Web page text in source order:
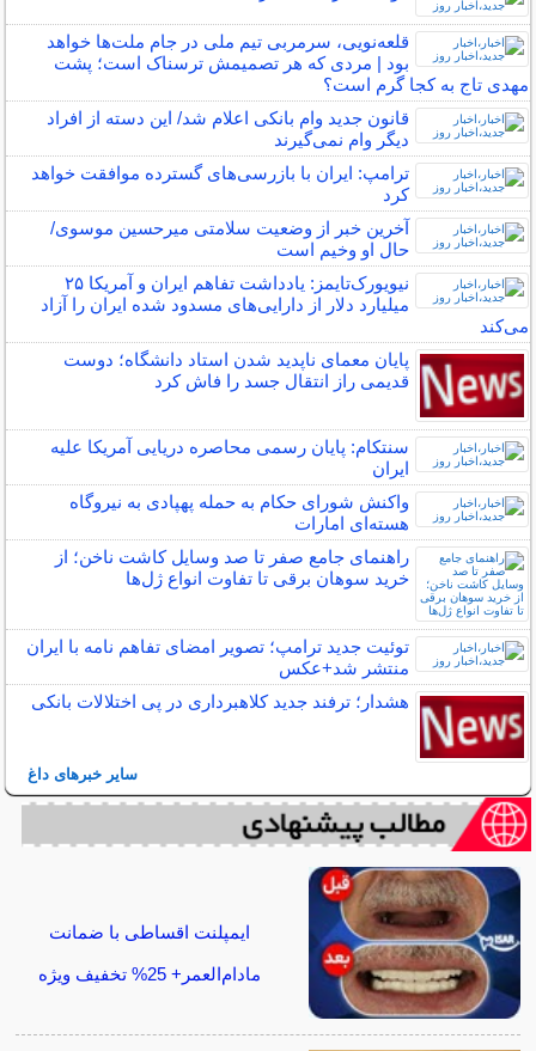
قلعه‌نویی، سرمربی تیم ملی در جام ملت‌ها خواهد
بود | مردی که هر تصمیمش ترسناک است؛ پشت
مهدی تاج به کجا گرم است؟
قانون جدید وام بانکی اعلام شد/ این دسته از افراد
دیگر وام نمی‌گیرند
ترامپ: ایران با بازرسی‌های گسترده موافقت خواهد
کرد
آخرین خبر از وضعیت سلامتی میرحسین موسوی/
حال او وخیم است
نیویورک‌تایمز: یادداشت تفاهم ایران و آمریکا ۲۵
میلیارد دلار از دارایی‌های مسدود شده ایران را آزاد
می‌کند
پایان معمای ناپدید شدن استاد دانشگاه؛ دوست
قدیمی راز انتقال جسد را فاش کرد
سنتکام: پایان رسمی محاصره دریایی آمریکا علیه
ایران
واکنش شورای حکام به حمله پهپادی به نیروگاه
هسته‌ای امارات
راهنمای جامع صفر تا صد وسایل کاشت ناخن؛ از
خرید سوهان برقی تا تفاوت انواع ژل‌ها
توئیت جدید ترامپ؛ تصویر امضای تفاهم نامه با ایران
منتشر شد+عکس
هشدار؛ ترفند جدید کلاهبرداری در پی اختلالات بانکی
سایر خبرهای داغ
ایمپلنت اقساطی با ضمانت
مادام‌العمر+ 25% تخفیف ویژه